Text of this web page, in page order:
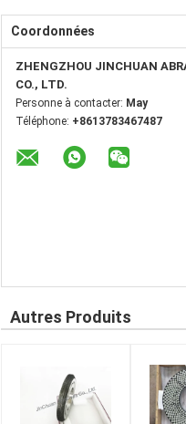
Coordonnées
ZHENGZHOU JINCHUAN
CO., LTD.
Personne à contacter: May
Téléphone: +8613783467487
Autres Produits